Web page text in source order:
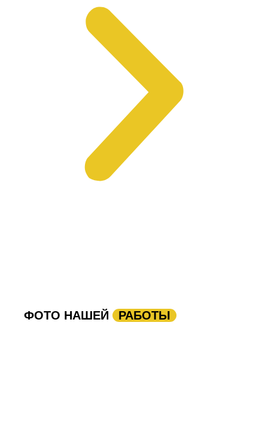
ФОТО НАШЕЙ РАБОТЫ